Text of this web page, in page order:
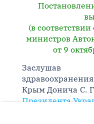
(в
министров
от 9
Заслушав
Крым Донича С.
Президента
95/99 "О